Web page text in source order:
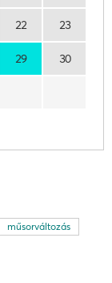
22 23
29 30
műsorváltozás